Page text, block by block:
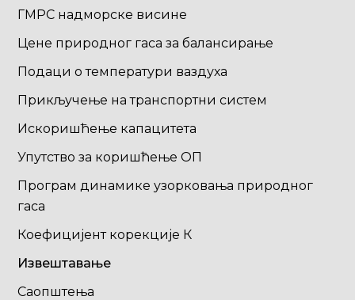
ГМРС надморске висине
Цене природног гаса за балансирање
Подаци о температури ваздуха
Прикључење на транспортни систем
Искоришћење капацитета
Упутство за коришћење ОП
Програм динамике узорковања природног
гаса
Коефицијент корекције К
Извештавање
Саопштења